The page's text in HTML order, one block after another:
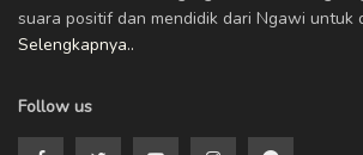
suara positif dan mendidik dari Ngawi untuk
Selengkapnya..
Follow us